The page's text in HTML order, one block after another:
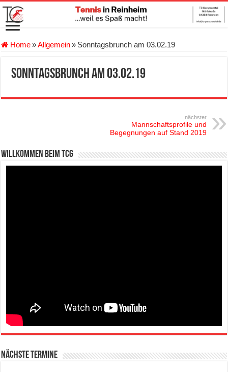
Home»Allgemein» Sonntagsbrunch am 03.02.19
Sonntagsbrunch am 03.02.19
nächster
Mannschaftsprofile und
Begegnungen auf Stand 2019
Willkommen beim TCG
Nächste Termine